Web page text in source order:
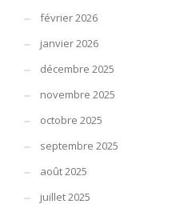
bio.fr/1612821-Bougie-bio-cire-
juste pour se détendre les
ambiance chaleureuse.
**Les différentes gammes de
l’avantage d’un plus large
**Les gammes artistiques en
février 2026
janvier 2026
décembre 2025
novembre 2025
octobre 2025
septembre 2025
août 2025
juillet 2025